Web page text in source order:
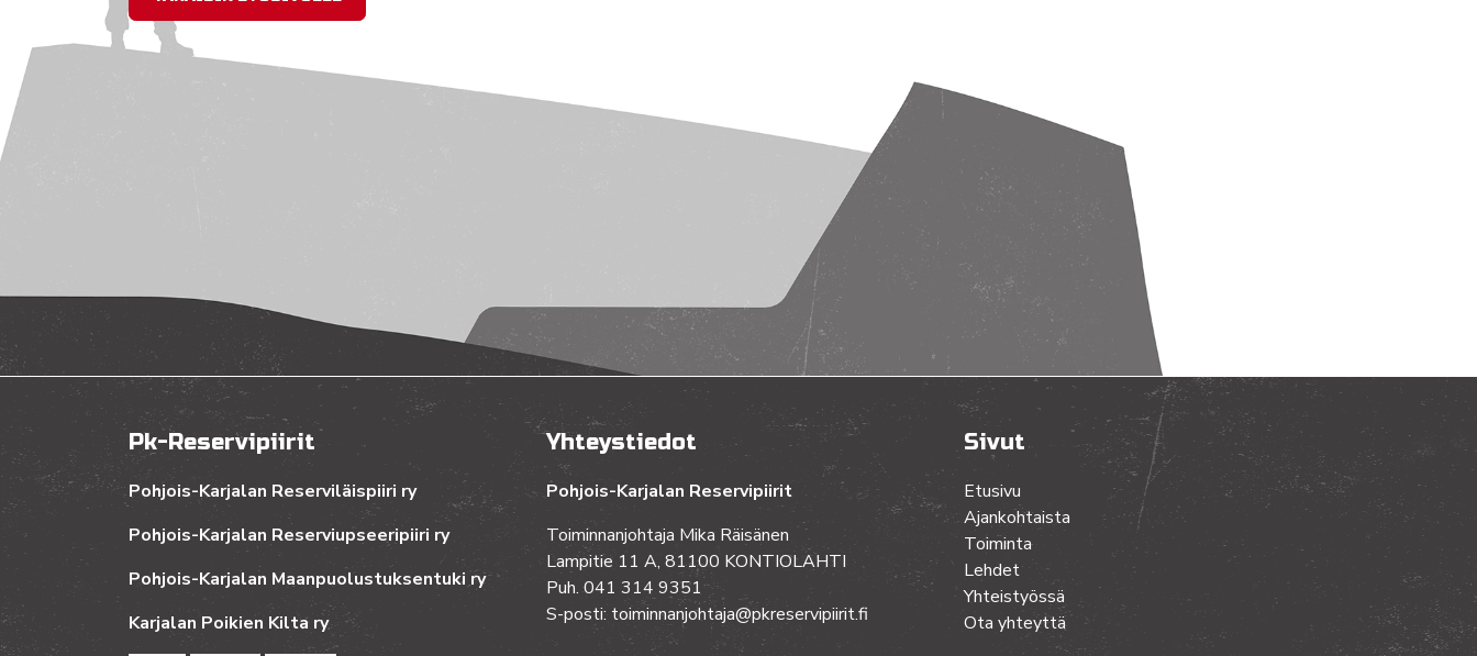
Pk-Reservipiirit
Pohjois-Karjalan Reserviläispiiri ry
Pohjois-Karjalan Reserviupseeripiiri ry
Pohjois-Karjalan Maanpuolustuksentuki ry
Karjalan Poikien Kilta ry
Yhteystiedot
Pohjois-Karjalan Reservipiirit
Toiminnanjohtaja Mika Räisänen
Lampitie 11 A, 81100 KONTIOLAHTI
Puh. 041 314 9351
S-posti: toiminnanjohtaja@pkreservipiirit.fi
Sivut
Etusivu
Ajankohtaista
Toiminta
Lehdet
Yhteistyössä
Ota yhteyttä